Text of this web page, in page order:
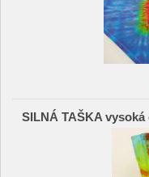
SILNÁ TAŠKA